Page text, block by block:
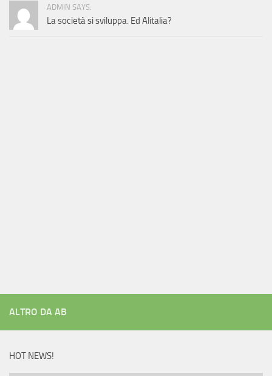
ADMIN SAYS:
La società si sviluppa. Ed Alitalia?
ALTRO DA AB
HOT NEWS!